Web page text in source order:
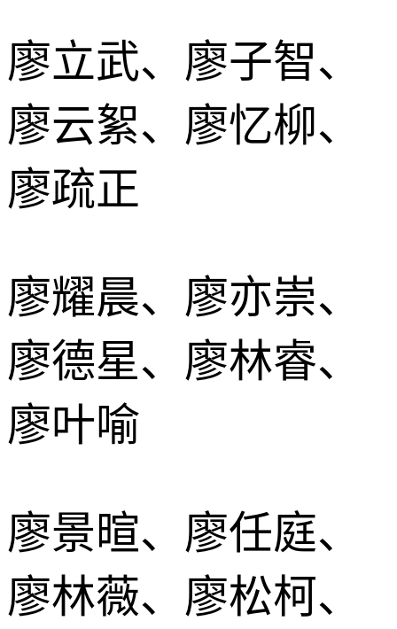
廖立武、廖子智、
廖云絮、廖忆柳、
廖疏正
廖耀晨、廖亦崇、
廖德星、廖林睿、
廖叶喻
廖景暄、廖任庭、
廖林薇、廖松柯、